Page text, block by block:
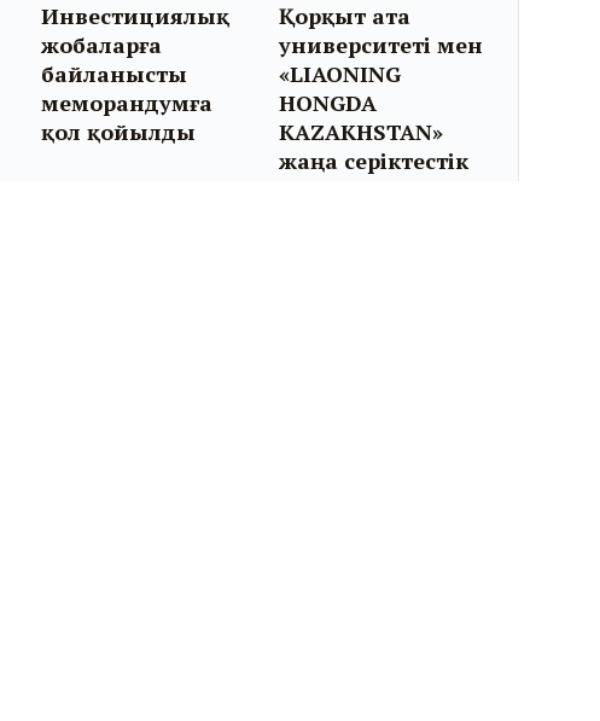
Инвестициялық
жобаларға
байланысты
меморандумға
қол қойылды
Қорқыт ата
университеті мен
«LIAONING
HONGDA
KAZAKHSTAN»
жаңа серіктестік